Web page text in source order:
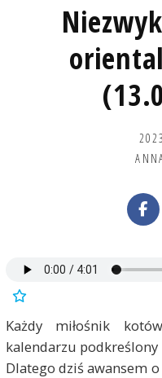
Każdy miłośnik
kalendarzu podkreślony
Dlatego dziś awansem